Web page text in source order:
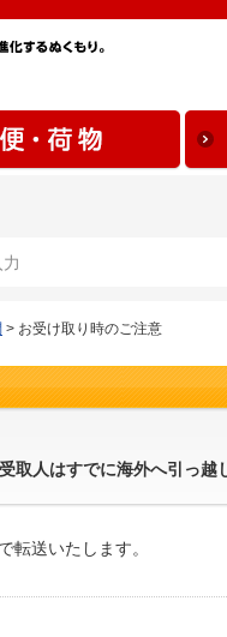
> お受け取り時のご注意
取人はすでに海外へ引っ
転送いたします。